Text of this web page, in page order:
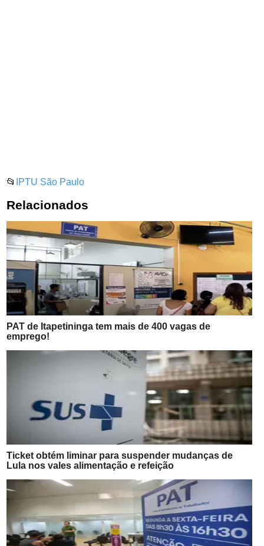
📂 IPTU São Paulo
Relacionados
PAT de Itapetininga tem mais de 400 vagas de
emprego!
Ticket obtém liminar para suspender mudanças de
Lula nos vales alimentação e refeição